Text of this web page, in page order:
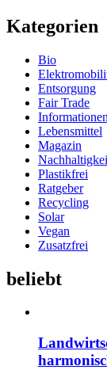
Kategorien
Bio
Entsorgung
Fair Trade
Informationen
Lebensmittel
Magazin
Plastikfrei
Ratgeber
Recycling
Solar
Vegan
Zusatzfrei
beliebt